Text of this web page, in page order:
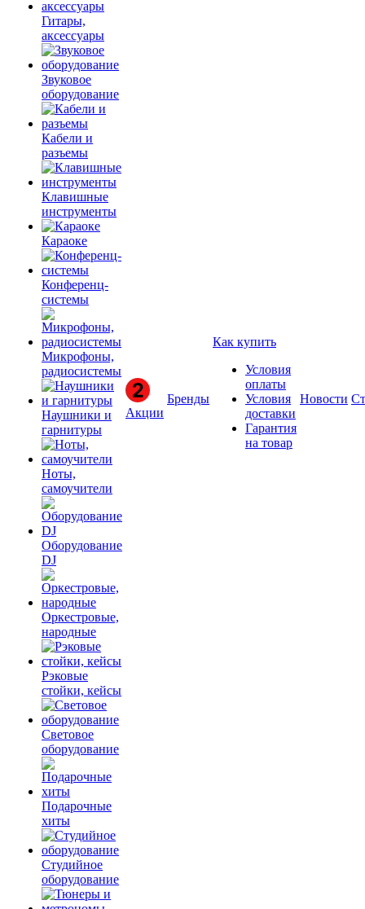
Гитары,
аксессуары
Звуковое
оборудование
Кабели и
разъемы
Клавишные
инструменты
Караоке
Конференц-
системы
Микрофоны,
радиосистемы
Наушники и
гарнитуры
Ноты,
самоучители
Оборудование
DJ
Оркестровые,
народные
Рэковые
стойки, кейсы
Световое
оборудование
Подарочные
хиты
Студийное
оборудование
Акции
Бренды
Как купить
Условия
оплаты
Условия
доставки
Гарантия
на товар
Новости